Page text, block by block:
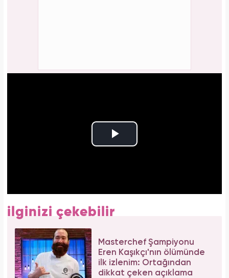
ilginizi çekebilir
Masterchef Şampiyonu
Eren Kaşıkçı'nın ölümünde
ilk izlenim: Ortağından
dikkat çeken açıklama